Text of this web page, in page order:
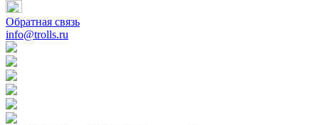
Обратная связь
info@trolls.ru